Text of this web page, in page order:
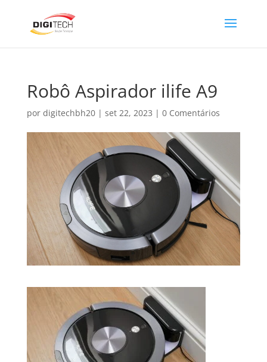
Robô Aspirador ilife A9
por digitechbh20| set 22, 2023 | 0 Comentários